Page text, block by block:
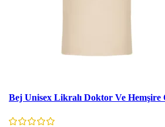
Bej Unisex Likralı Doktor Ve Hemşire